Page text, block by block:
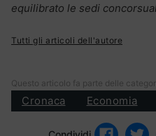
equilibrato le sedi
Tutti gli articoli dell'autore
Questo articolo fa parte delle
Cronaca Economia